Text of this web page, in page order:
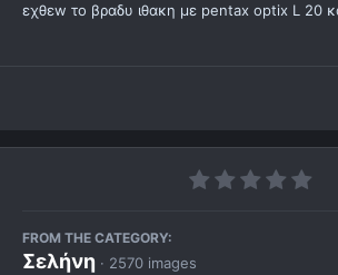
εχθεw το βραδυ ιθακη με pentax optix L 20
FROM THE CATEGORY:
Σελήνη · 2570 images